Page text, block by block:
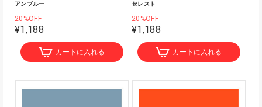
アンブルー
20%OFF
¥1,188
カートに入れる
セレスト
20%OFF
¥1,188
カートに入れる